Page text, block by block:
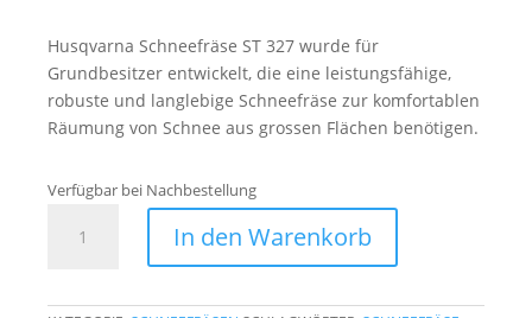
Husqvarna Schneefräse ST 327 wurde für
Grundbesitzer entwickelt, die eine leistungsfähige,
robuste und langlebige Schneefräse zur komfortablen
Räumung von Schnee aus grossen Flächen benötigen.
Verfügbar bei Nachbestellung
Schneefräse
In den Warenkorb